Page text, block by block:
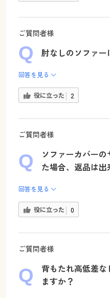
ご質問者様
肘なしのソファー
回答を見る
役に立った 2
ご質問者様
ソファーカバー
た場合、返品は出
回答を見る
役に立った 0
ご質問者様
背もたれ高低差
ますか？